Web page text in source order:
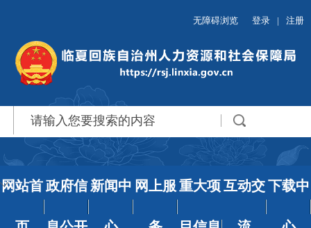
无障碍浏览 登录 | 注册
网站首政府信 新闻中 网上服 重大项互动交下载中